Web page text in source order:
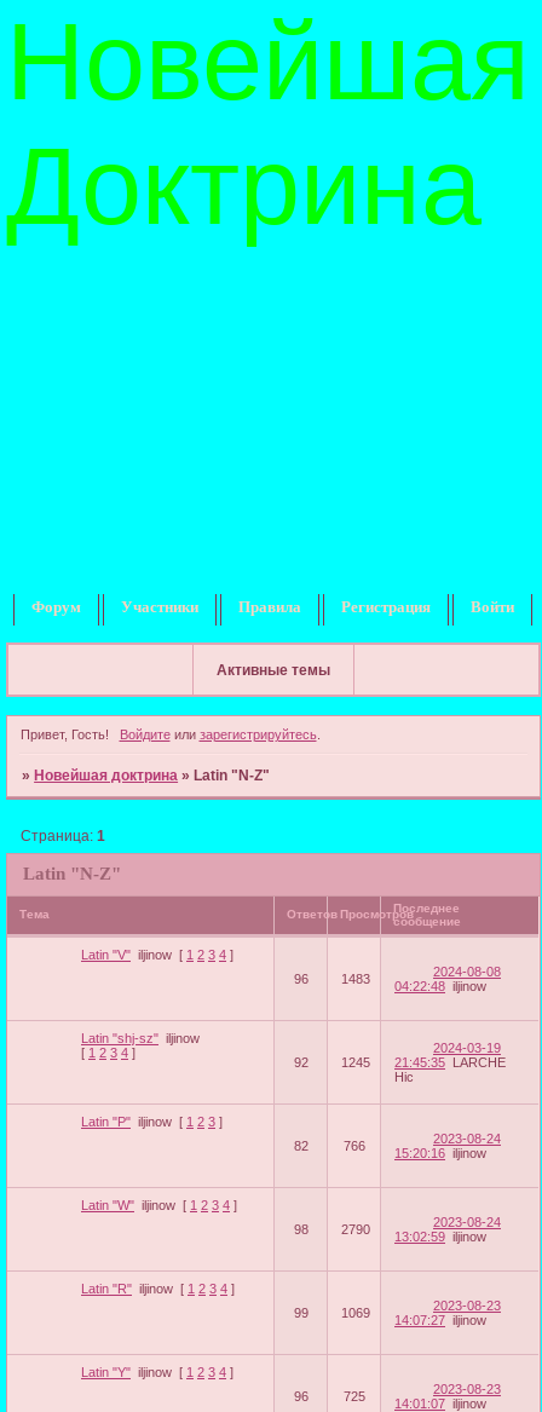
Новейшая
Доктрина
Форум Участники Правила Регистрация Войти
Активные темы
Привет, Гость! Войдитеили зарегистрируйтесь.
»Новейшая доктрина »Latin "N-Z"
Latin "N-Z"
Страница:1
Тема Ответов ПросмотровПоследнее
сообщение
Latin "V" iljinow [ 1 2 3 4 ]
96
1483
2024-08-08
04:22:48 iljinow
Latin "shj-sz" iljinow
[ 1 2 3 4 ]
92 1245
2024-03-19
21:45:35 LARCHE
Hic
Latin "P" iljinow [ 1 2 3 ]
82
766
2023-08-24
15:20:16 iljinow
Latin "W" iljinow [ 1 2 3 4 ]
98
2790
2023-08-24
13:02:59 iljinow
Latin "R" iljinow [ 1 2 3 4 ]
99
1069
2023-08-23
14:07:27 iljinow
Latin "Y" iljinow [ 1 2 3 4 ]
96
725
2023-08-23
14:01:07 iljinow